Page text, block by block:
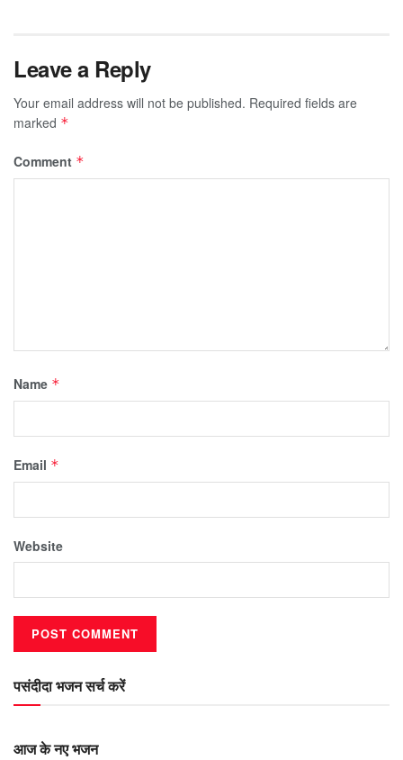
Leave a Reply
Your email address will not be published. Required fields are
marked *
Comment *
Name *
Email *
Website
पसंदीदा भजन सर्च करें
आज के नए भजन